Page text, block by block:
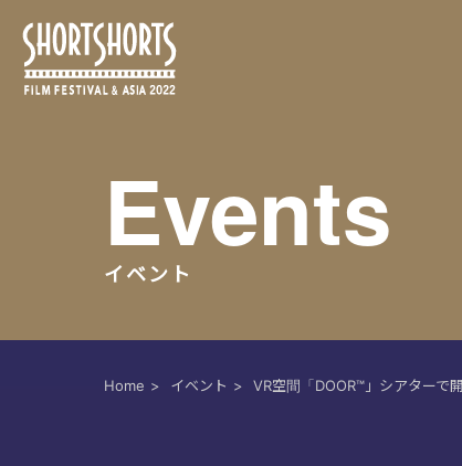
Events
イベント
Home イベント VR空間「DOOR™」シアターで